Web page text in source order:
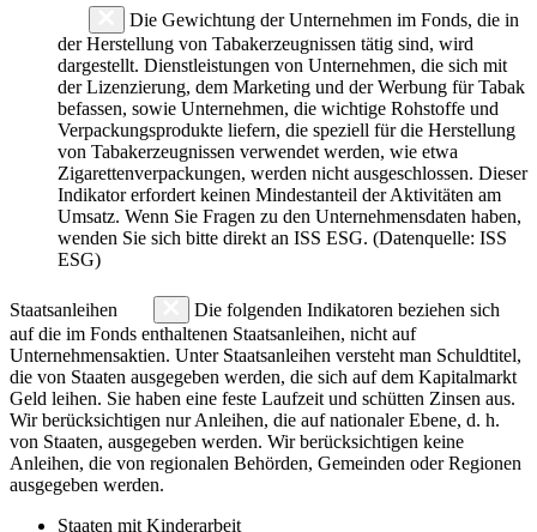
Die Gewichtung der Unternehmen im Fonds, die in
der Herstellung von Tabakerzeugnissen tätig sind, wird
dargestellt. Dienstleistungen von Unternehmen, die sich mit
der Lizenzierung, dem Marketing und der Werbung für Tabak
befassen, sowie Unternehmen, die wichtige Rohstoffe und
Verpackungsprodukte liefern, die speziell für die Herstellung
von Tabakerzeugnissen verwendet werden, wie etwa
Zigarettenverpackungen, werden nicht ausgeschlossen. Dieser
Indikator erfordert keinen Mindestanteil der Aktivitäten am
Umsatz. Wenn Sie Fragen zu den Unternehmensdaten haben,
wenden Sie sich bitte direkt an ISS ESG. (Datenquelle: ISS
ESG)
Staatsanleihen
Die folgenden Indikatoren beziehen sich
auf die im Fonds enthaltenen Staatsanleihen, nicht auf
Unternehmensaktien. Unter Staatsanleihen versteht man Schuldtitel,
die von Staaten ausgegeben werden, die sich auf dem Kapitalmarkt
Geld leihen. Sie haben eine feste Laufzeit und schütten Zinsen aus.
Wir berücksichtigen nur Anleihen, die auf nationaler Ebene, d. h.
von Staaten, ausgegeben werden. Wir berücksichtigen keine
Anleihen, die von regionalen Behörden, Gemeinden oder Regionen
ausgegeben werden.
Staaten mit Kinderarbeit